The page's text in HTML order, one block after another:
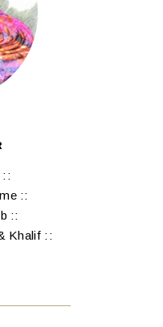
::
::
::
Khalif ::